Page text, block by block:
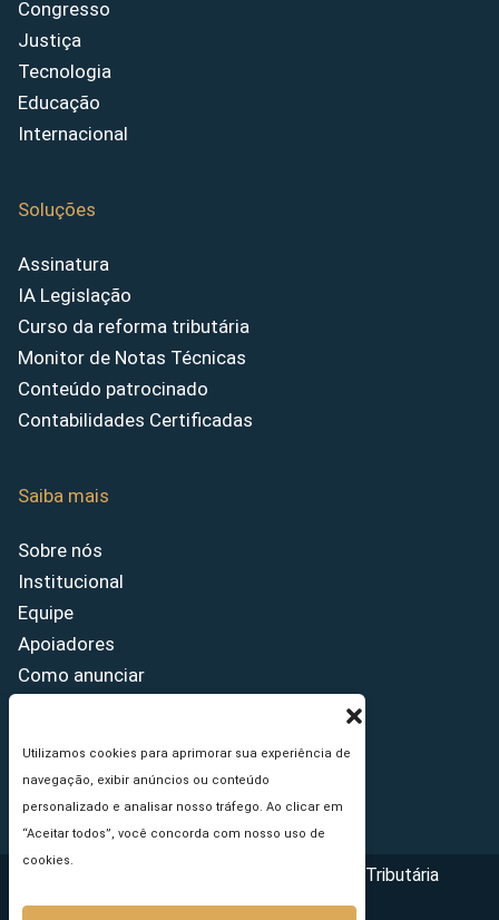
Utilizamos cookies para aprimorar sua experiência de
navegação, exibir anúncios ou conteúdo
personalizado e analisar nosso tráfego. Ao clicar em
“Aceitar todos”, você concorda com nosso uso de
cookies.
Congresso
Justiça
Tecnologia
Educação
Internacional
Soluções
Assinatura
IA Legislação
Curso da reforma tributária
Monitor de Notas Técnicas
Conteúdo patrocinado
Contabilidades Certificadas
Saiba mais
Sobre nós
Institucional
Equipe
Apoiadores
Como anunciar
Princípios Editoriais
Copyright © 2026 - Portal da Reforma Tributária